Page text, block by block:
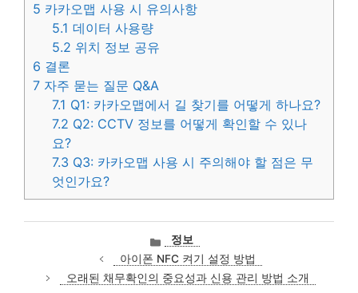
5 카카오맵 사용 시 유의사항
5.1 데이터 사용량
5.2 위치 정보 공유
6 결론
7 자주 묻는 질문 Q&A
7.1 Q1: 카카오맵에서 길 찾기를 어떻게 하나요?
7.2 Q2: CCTV 정보를 어떻게 확인할 수 있나
요?
7.3 Q3: 카카오맵 사용 시 주의해야 할 점은 무
엇인가요?
카
테
고
리
정보
아이폰 NFC 켜기 설정 방법
오래된 채무확인의 중요성과 신용 관리 방법 소개